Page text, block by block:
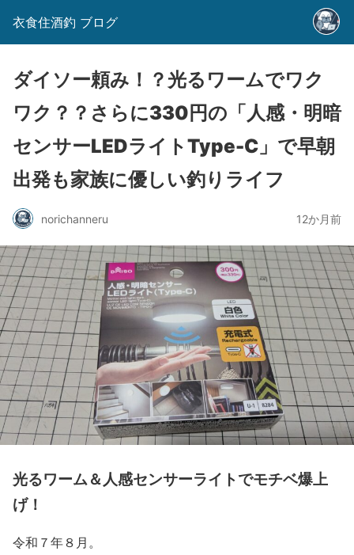
衣食住酒釣 ブログ
ダイソー頼み！？光るワームでワク
ワク？？さらに330円の「人感・明暗
センサーLEDライトType-C」で早朝
出発も家族に優しい釣りライフ
norichanneru 12か月前
光るワーム＆人感センサーライトでモチベ爆上
げ！
令和７年８月。